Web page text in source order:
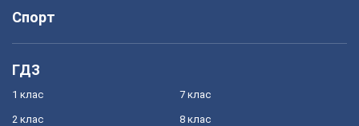
Спорт
ГДЗ
1 клас
2 клас
7 клас
8 клас